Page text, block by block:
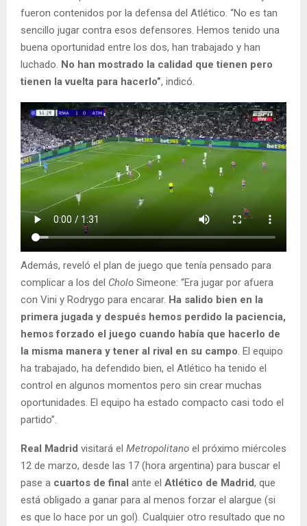
fueron contenidos por la defensa del Atlético. “No es tan
sencillo jugar contra esos defensores. Hemos tenido una
buena oportunidad entre los dos, han trabajado y han
luchado. No han mostrado la calidad que tienen pero
tienen la vuelta para hacerlo”, indicó.
Además, reveló el plan de juego que tenía pensado para
complicar a los del Cholo Simeone: “Era jugar por afuera
con Vini y Rodrygo para encarar. Ha salido bien en la
primera jugada y después hemos perdido la paciencia,
hemos forzado el juego cuando había que hacerlo de
la misma manera y tener al rival en su campo . El equipo
ha trabajado, ha defendido bien, el Atlético ha tenido el
control en algunos momentos pero sin crear muchas
oportunidades. El equipo ha estado compacto casi todo el
partido”.
Real Madrid visitará el Metropolitano el próximo miércoles
12 de marzo, desde las 17 (hora argentina) para buscar el
pase a cuartos de final ante el Atlético de Madrid, que
está obligado a ganar para al menos forzar el alargue (si
es que lo hace por un gol). Cualquier otro resultado que no